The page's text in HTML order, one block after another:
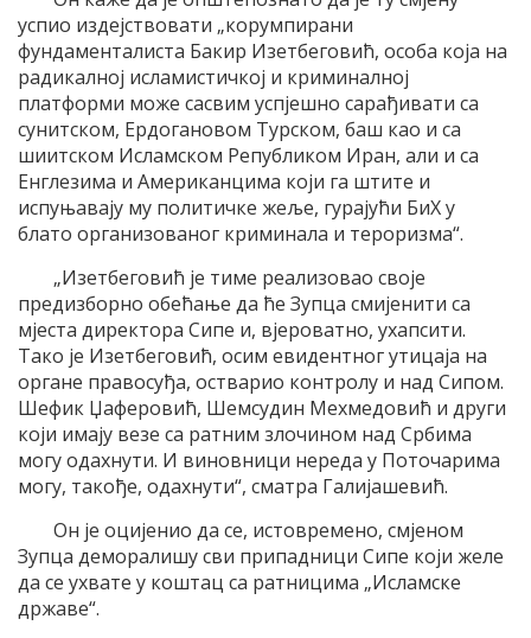
успио издејствовати „корумпирани
фундаменталиста Бакир Изетбеговић, особа која на
радикалној исламистичкој и криминалној
платформи може сасвим успјешно сарађивати са
сунитском, Ердогановом Турском, баш као и са
шиитском Исламском Републиком Иран, али и са
Енглезима и Американцима који га штите и
испуњавају му политичке жеље, гурајући БиХ у
блато организованог криминала и тероризма“.
„Изетбеговић је тиме реализовао своје
предизборно обећање да ће Зупца смијенити са
мјеста директора Сипе и, вјероватно, ухапсити.
Тако је Изетбеговић, осим евидентног утицаја на
органе правосуђа, остварио контролу и над Сипом.
Шефик Џаферовић, Шемсудин Мехмедовић и други
који имају везе са ратним злочином над Србима
могу одахнути. И виновници нереда у Поточарима
могу, такође, одахнути“, сматра Галијашевић.
Он је оцијенио да се, истовремено, смјеном
Зупца деморалишу сви припадници Сипе који желе
да се ухвате у коштац са ратницима „Исламске
државе“.